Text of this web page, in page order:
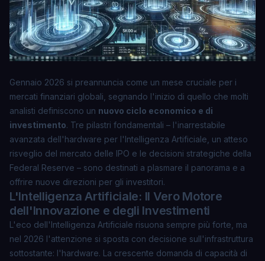
Gennaio 2026 si preannuncia come un mese cruciale per i
mercati finanziari globali, segnando l'inizio di quello che molti
analisti definiscono un nuovo ciclo economico e di
investimento. Tre pilastri fondamentali – l'inarrestabile
avanzata dell'hardware per l'Intelligenza Artificiale, un atteso
risveglio del mercato delle IPO e le decisioni strategiche della
Federal Reserve – sono destinati a plasmare il panorama e a
offrire nuove direzioni per gli investitori.
L'Intelligenza Artificiale: Il Vero Motore
dell'Innovazione e degli Investimenti
L'eco dell'Intelligenza Artificiale risuona sempre più forte, ma
nel 2026 l'attenzione si sposta con decisione sull'infrastruttura
sottostante: l'hardware. La crescente domanda di capacità di